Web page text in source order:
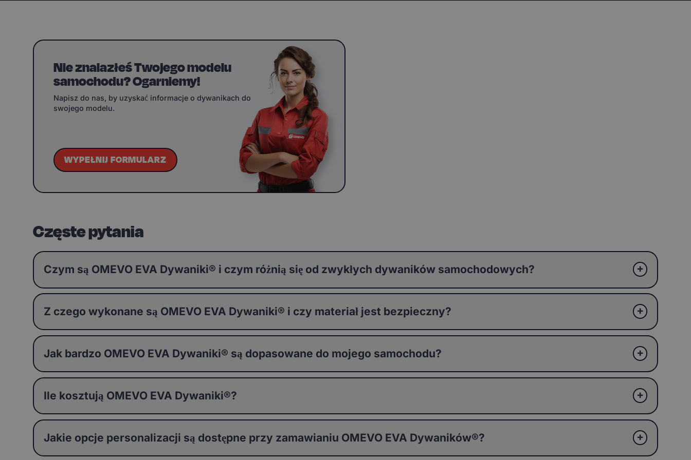
Nie znalazłeś Twojego modelu
samochodu? Ogarniemy!
Napisz do nas, by uzyskać informacje o dywanikach do
swojego modelu.
WYPEŁNIJ FORMULARZ
Częste pytania
Czym są OMEVO EVA Dywaniki® i czym różnią się od zwykłych dywaników samochodowych?
Z czego wykonane są OMEVO EVA Dywaniki® i czy materiał jest bezpieczny?
Jak bardzo OMEVO EVA Dywaniki® są dopasowane do mojego samochodu?
Ile kosztują OMEVO EVA Dywaniki®?
Jakie opcje personalizacji są dostępne przy zamawianiu OMEVO EVA Dywaników®?